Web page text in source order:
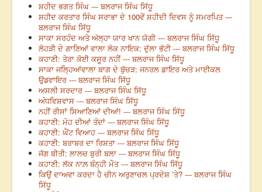
ਸ਼ਹੀਦ ਭਗਤ ਸਿੰਘ --- ਬਲਰਾਜ ਸਿੰਘ ਸਿੱਧੂ
ਸ਼ਹੀਦ ਕਰਤਾਰ ਸਿੰਘ ਸਰਾਭਾ ਦੇ 100ਵੇਂ ਸ਼ਹੀਦੀ ਦਿਵਸ ਨੂੰ ਸਮਰਪਿਤ ---
ਬਲਰਾਜ ਸਿੰਘ ਸਿੱਧੂ
ਸਾਕਾ ਸਰਹੰਦ ਅਤੇ ਅੱਲ੍ਹਾ ਯਾਰ ਖਾਨ ਯੋਗੀ --- ਬਲਰਾਜ ਸਿੰਘ ਸਿੱਧੂ
ਲੋਹੜੀ ਦੇ ਗਾਣਿਆਂ ਵਾਲਾ ਲੋਕ ਨਾਇਕ: ਦੁੱਲਾ ਭੱਟੀ --- ਬਲਰਾਜ ਸਿੰਘ ਸਿੱਧੂ
ਕਹਾਣੀ: ਤੇਰਾ ਕੋਈ ਕਸੂਰ ਨਹੀਂ --- ਬਲਰਾਜ ਸਿੰਘ ਸਿੱਧੂ
ਸਾਕਾ ਜਲ੍ਹਿਆਂਵਾਲਾ ਬਾਗ ਦੇ ਬੁੱਚੜ: ਜਨਰਲ ਡਾਇਰ ਅਤੇ ਮਾਈਕਲ
ਉਡਵਾਇਰ --- ਬਲਰਾਜ ਸਿੰਘ ਸਿੱਧੂ
ਅਸਲੀ ਸਰਦਾਰ --- ਬਲਰਾਜ ਸਿੰਘ ਸਿੱਧੂ
ਅੰਧਵਿਸ਼ਵਾਸ --- ਬਲਰਾਜ ਸਿੰਘ ਸਿੱਧੂ
ਨਹੀਂ ਰੀਸਾਂ ਸਿਆਣਿਆਂ ਦੀਆਂ! --- ਬਲਰਾਜ ਸਿੰਘ ਸਿੱਧੂ
ਕਹਾਣੀ: ਮੋਹ ਦੀਆਂ ਤੰਦਾਂ --- ਬਲਰਾਜ ਸਿੰਘ ਸਿੱਧੂ
ਕਹਾਣੀ: ਘੈਂਟ ਵਿਆਹ --- ਬਲਰਾਜ ਸਿੰਘ ਸਿੱਧੂ
ਕਹਾਣੀ: ਬਰਾਬਰ ਦਾ ਰਿਸ਼ਤਾ --- ਬਲਰਾਜ ਸਿੰਘ ਸਿੱਧੂ
ਜੱਗ ਬੀਤੀ: ਲਾਲਚ ਬੁਰੀ ਬਲਾ --- ਬਲਰਾਜ ਸਿੰਘ ਸਿੱਧੂ
ਕਹਾਣੀ: ਲੱਕ ਨਾਲ਼ ਬੰਨ੍ਹੀ ਮੌਤ --- ਬਲਰਾਜ ਸਿੰਘ ਸਿੱਧੂ
ਕਿਉਂ ਦਾਅਵਾ ਕਰਦਾ ਹੈ ਚੀਨ ਅਰੁਣਾਚਲ ਪ੍ਰਦੇਸ਼ ’ਤੇ? --- ਬਲਰਾਜ ਸਿੰਘ
ਸਿੱਧੂ